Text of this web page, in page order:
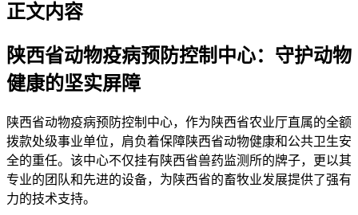
正文内容
陕西省动物疫病预防控制中心：守护动物
健康的坚实屏障
陕西省动物疫病预防控制中心，作为陕西省农业厅直属的全额
拨款处级事业单位，肩负着保障陕西省动物健康和公共卫生安
全的重任。该中心不仅挂有陕西省兽药监测所的牌子，更以其
专业的团队和先进的设备，为陕西省的畜牧业发展提供了强有
力的技术支持。